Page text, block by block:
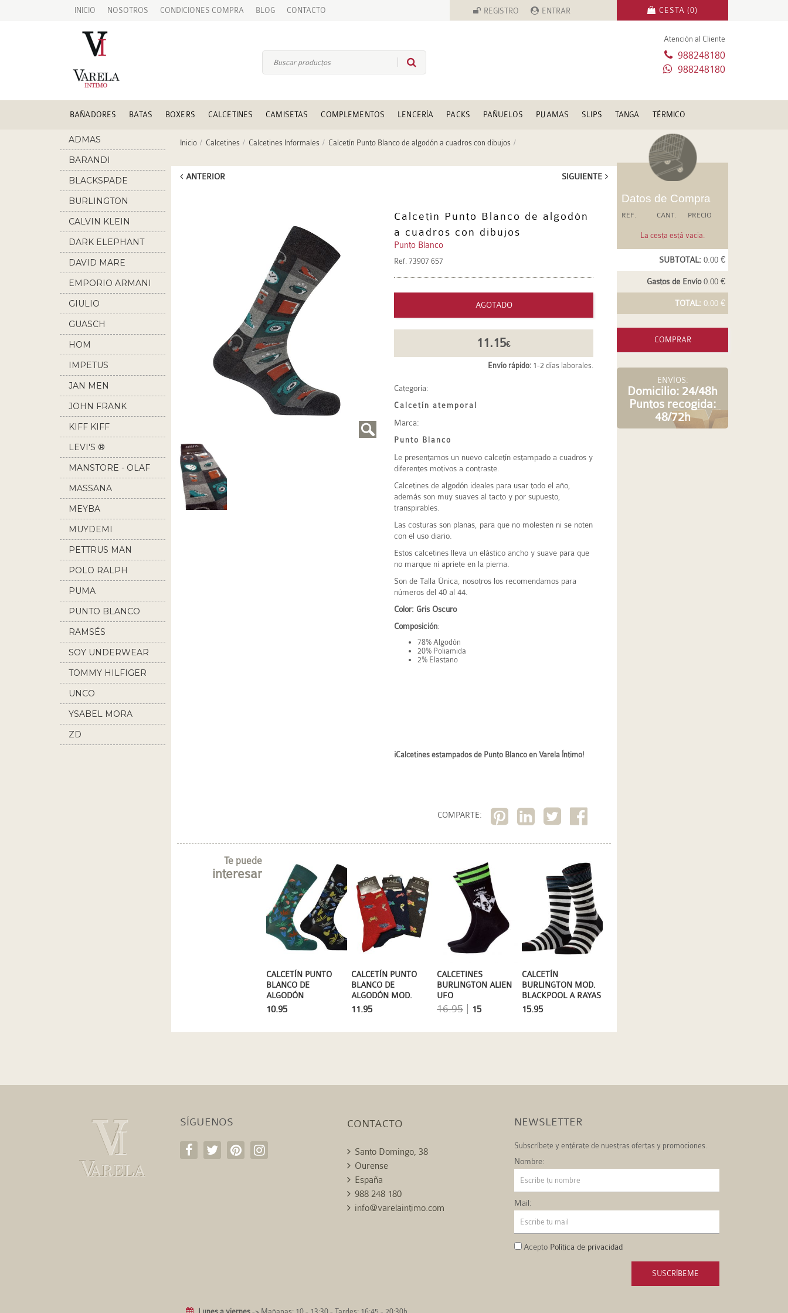
INICIO NOSOTROS CONDICIONES COMPRA BLOG CONTACTO REGISTRO ENTRAR CESTA (0)
Atención al Cliente
988248180
988248180
BAÑADORES BATAS BOXERS CALCETINES CAMISETAS COMPLEMENTOS LENCERÍA PACKS PAÑUELOS PIJAMAS SLIPS TANGA TÉRMICO
ADMAS
BARANDI
BLACKSPADE
BURLINGTON
CALVIN KLEIN
DARK ELEPHANT
DAVID MARE
EMPORIO ARMANI
GIULIO
GUASCH
HOM
IMPETUS
JAN MEN
JOHN FRANK
KIFF KIFF
LEVI'S ®
MANSTORE - OLAF
BENZ
MASSANA
MEYBA
MUYDEMI
PETTRUS MAN
POLO RALPH
LAUREN
PUMA
PUNTO BLANCO
RAMSÉS
SOY UNDERWEAR
TOMMY HILFIGER
UNCO
YSABEL MORA
ZD
Inicio Calcetines Calcetines Informales Calcetín Punto Blanco de algodón a cuadros con dibujos
ANTERIOR SIGUIENTE
Calcetín Punto Blanco de algodón
a cuadros con dibujos
Punto Blanco
Ref. 73907 657
AGOTADO
11.15€
Envío rápido: 1-2 días laborales.
Categoría:
Calcetín atemporal
Marca:
Punto Blanco
Le presentamos un nuevo calcetín estampado a cuadros y
diferentes motivos a contraste.
Calcetines de algodón ideales para usar todo el año,
además son muy suaves al tacto y por supuesto,
transpirables.
Las costuras son planas, para que no molesten ni se noten
con el uso diario.
Estos calcetines lleva un elástico ancho y suave para que
no marque ni apriete en la pierna.
Son de Talla Única, nosotros los recomendamos para
números del 40 al 44.
Color: Gris Oscuro
Composición:
78% Algodón
20% Poliamida
2% Elastano
¡Calcetines estampados de Punto Blanco en Varela Íntimo!
COMPARTE:
CALCETÍN
BURLINGTON MOD.
BLACKPOOL A RAYAS
ANCHAS EN NEGRO
15.95
CALCETINES
BURLINGTON ALIEN
UFO
16.95| 15
CALCETÍN PUNTO
BLANCO DE
ALGODÓN MOD.
ANIMALES MARINOS
11.95
CALCETÍN PUNTO
BLANCO DE
ALGODÓN
MERCERIZADO
10.95
Te puede
interesar
Datos de Compra
REF. CANT. PRECIO
La cesta está vacia.
SUBTOTAL: 0.00 €
Gastos de Envío0.00 €
TOTAL: 0.00 €
COMPRAR
ENVÍOS:
Domicilio: 24/48h
Puntos recogida:
48/72h
SÍGUENOS CONTACTO
Santo Domingo, 38
Ourense
España
988 248 180
info@varelaintimo.com
NEWSLETTER
Subscríbete y entérate de nuestras ofertas y promociones.
Nombre:
Mail:
Acepto Política de privacidad
SUSCRÍBEME